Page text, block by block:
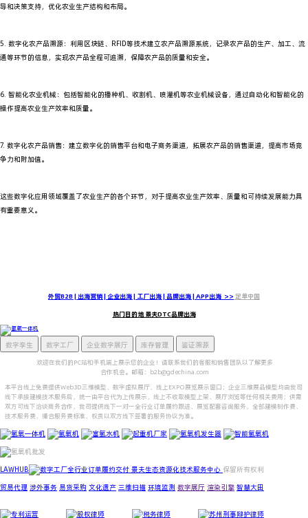
导和决策支持，优化农业生产结构和布局。
5. 数字化农产品溯源：利用区块链、RFID等技术建立农产品溯源系统，记录农产品的生产、加工、流
通等环节的信息，实现农产品全程可追溯，保障农产品的质量和安全。
6. 智能化农业机械：包括智能化的播种机、收割机、喷灌机等农业机械设备，通过自动化和智能化的
操作提高农业生产效率和质量。
7. 数字化农产品销售：建立数字化的销售平台和电子商务渠道，拓展农产品的销售渠道，提高市场竞
争力和附加值。
这些数字化应用领域覆盖了农业生产的各个环节，对于提高农业生产效率、质量和可持续发展能力具
有重要意义。
外贸B2B | 出海营销 | 企业出海 | 工厂出海 | 品牌出海 | APP出海 >> 定单中国
热门目的地 景夫DTC品牌出海
数字孪生 数字工厂 企业数字展厅 库存管理 鉴证溯源
欢迎在我们的PC站和手机端上展示您的企业！请联系我们的客服和销售团队以了解更多
合作机会。邮箱：b2b@gdechina.com
本平台线上免费提供Web3D三维模型、数字虚拟展厅、线上EXPO展览展示窗口；企业三维展品模型均由我司
线下承接建模技术服务后，统一由平台代为上传展示，线上不收取模型上架、展厅浏览等任何相关费用；供需
双方可线下洽谈商务合作，我司提供线下一对一全行业订单履约跟进、展览配套咨询服务，全部建模制作费、
技术服务费、撮合服务费标准、权责以双方线下签署的服务协议为准。
LAWHUB 全行业订单履约交付 景夫生态资源化技术服务中心 保留所有权利
贸易代理 涉外事务 易货采购 文化遗产 三维扫描 环境监测 数字展厅 渲染引擎 智慧大田